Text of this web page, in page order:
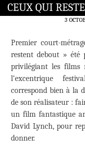
CEUX QUI
3
Premier court-
restent debout » été
privilégiant les films
l’excentrique
correspond bien à la
de son réalisateur :
un film fantastique
David Lynch, pour
donner.